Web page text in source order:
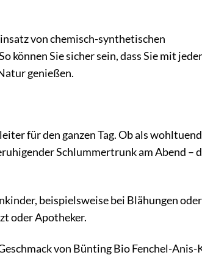
von chemisch-synthetischen
Sie sicher sein, dass Sie mit
genießen.
für den ganzen Tag. Ob als
Schlummertrunk am Abend –
beispielsweise bei Blähungen oder
oder Apotheker.
von Bünting Bio Fenchel-Anis-